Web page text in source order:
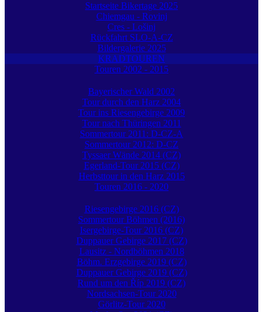
Startseite Bikertage 2025
Chiemgau - Rovinj
Cres - Lošinj
Rückfahrt SLO-A-CZ
Bildergalerie 2025
KRADTOUREN
Touren 2002 - 2015
Bayerischer Wald 2002
Tour durch den Harz 2004
Tour ins Riesengebirge 2009
Tour nach Thüringen 2011
Sommertour 2011: D-CZ-A
Sommertour 2012: D-CZ
Tyssaer Wände 2014 (CZ)
Egerland-Tour 2015 (CZ)
Herbsttour in den Harz 2015
Touren 2016 - 2020
Riesengebirge 2016 (CZ)
Sommertour Böhmen (2016)
Isergebirge-Tour 2016 (CZ)
Duppauer Gebirge 2017 (CZ)
Lausitz - Nordböhmen 2018
Böhm. Erzgebirge 2019 (CZ)
Duppauer Gebirge 2019 (CZ)
Rund um den Říp 2019 (CZ)
Nordsachsen-Tour 2020
Görlitz-Tour 2020